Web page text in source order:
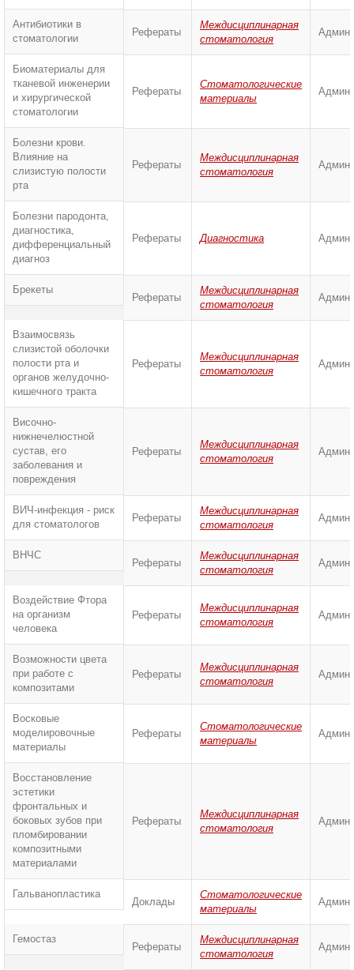
Антибиотики в
стоматологии
Рефераты
Междисциплинарная
стоматология
Биоматериалы для
тканевой инженерии
и хирургической
стоматологии
Рефераты
Стоматологические
материалы
Болезни крови.
Влияние на
слизистую полости
рта
Рефераты
Междисциплинарная
стоматология
Болезни пародонта,
диагностика,
дифференциальный
диагноз
Рефераты Диагностика
Брекеты
Рефераты
Междисциплинарная
стоматология
Взаимосвязь
слизистой оболочки
полости рта и
органов желудочно-
кишечного тракта
Рефераты
Междисциплинарная
стоматология
Височно-
нижнечелюстной
сустав, его
заболевания и
повреждения
Рефераты
Междисциплинарная
стоматология
ВИЧ-инфекция - риск
для стоматологов
Рефераты
Междисциплинарная
стоматология
ВНЧС
Рефераты
Междисциплинарная
стоматология
Воздействие Фтора
на организм
человека
Рефераты
Междисциплинарная
стоматология
Возможности цвета
при работе с
композитами
Рефераты
Междисциплинарная
стоматология
Восковые
моделировочные
материалы
Рефераты
Стоматологические
материалы
Восстановление
эстетики
фронтальных и
боковых зубов при
пломбировании
композитными
материалами
Рефераты
Междисциплинарная
стоматология
Гальванопластика
Доклады
Стоматологические
материалы
Гемостаз
Рефераты
Междисциплинарная
стоматология